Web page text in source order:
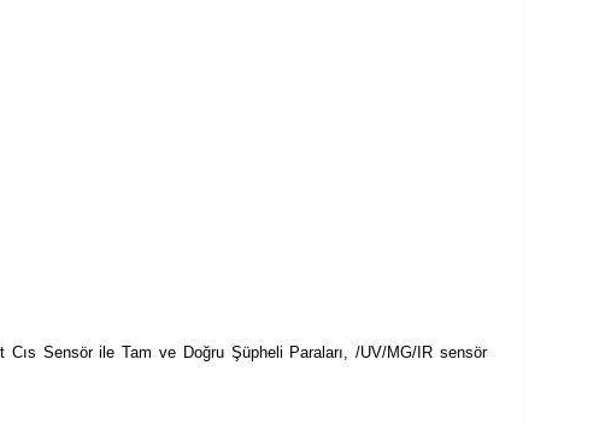
Sensör ile Tam ve Doğru Şüpheli Paraları, /UV/MG/IR sensör